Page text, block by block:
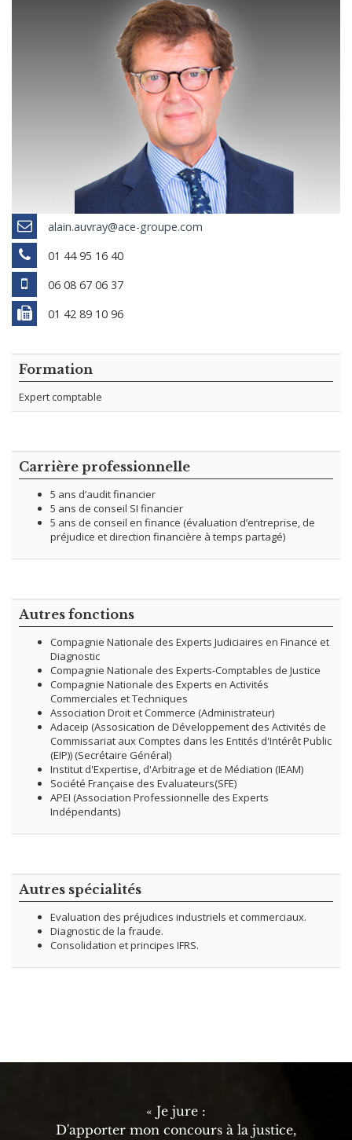
alain.auvray@ace-groupe.com
01 44 95 16 40
06 08 67 06 37
01 42 89 10 96
Formation
Expert comptable
Carrière professionnelle
5 ans d’audit financier
5 ans de conseil SI financier
5 ans de conseil en finance (évaluation d’entreprise, de
préjudice et direction financière à temps partagé)
Autres fonctions
Compagnie Nationale des Experts Judiciaires en Finance et
Diagnostic
Compagnie Nationale des Experts-Comptables de Justice
Compagnie Nationale des Experts en Activités
Commerciales et Techniques
Association Droit et Commerce (Administrateur)
Adaceip (Assosication de Développement des Activités de
Commissariat aux Comptes dans les Entités d'Intérêt Public
(EIP)) (Secrétaire Général)
Institut d'Expertise, d'Arbitrage et de Médiation (IEAM)
Société Française des Evaluateurs(SFE)
APEI (Association Professionnelle des Experts
Indépendants)
Autres spécialités
Evaluation des préjudices industriels et commerciaux.
Diagnostic de la fraude.
Consolidation et principes IFRS.
« Je jure :
D'apporter mon concours à la justice,